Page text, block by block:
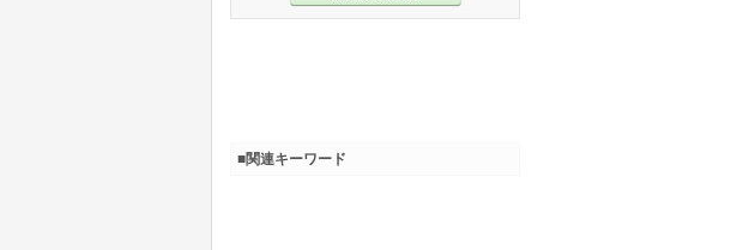
■関連キーワード